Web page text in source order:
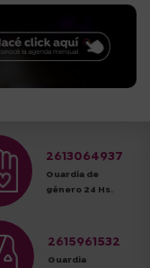
2613064937
Guardia de
género 24 Hs.
2615961532
Guardia